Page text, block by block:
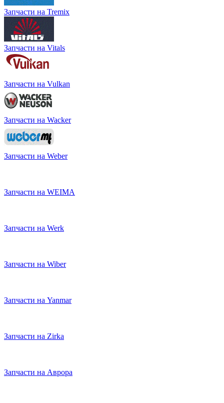
Запчасти на Tremix
Запчасти на Vitals
Запчасти на Vulkan
Запчасти на Wacker
Запчасти на Weber
Запчасти на WEIMA
Запчасти на Werk
Запчасти на Wiber
Запчасти на Yanmar
Запчасти на Zirka
Запчасти на Аврора